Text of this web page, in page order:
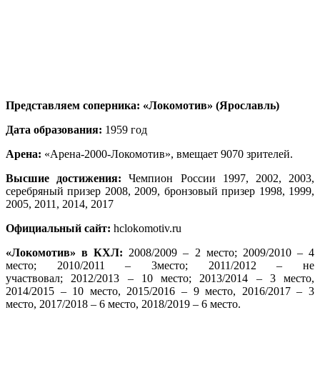
Представляем соперника: «Локомотив» (Ярославль)
Дата образования: 1959 год
Арена: «Арена-2000-Локомотив», вмещает 9070 зрителей.
Высшие достижения: Чемпион России 1997, 2002, 2003,
серебряный призер 2008, 2009, бронзовый призер 1998, 1999,
2005, 2011, 2014, 2017
Официальный сайт: hclokomotiv.ru
«Локомотив» в КХЛ: 2008/2009 – 2 место; 2009/2010 – 4
место; 2010/2011 – 3место; 2011/2012 – не
участвовал; 2012/2013 – 10 место; 2013/2014 – 3 место,
2014/2015 – 10 место, 2015/2016 – 9 место, 2016/2017 – 3
место, 2017/2018 – 6 место, 2018/2019 – 6 место.